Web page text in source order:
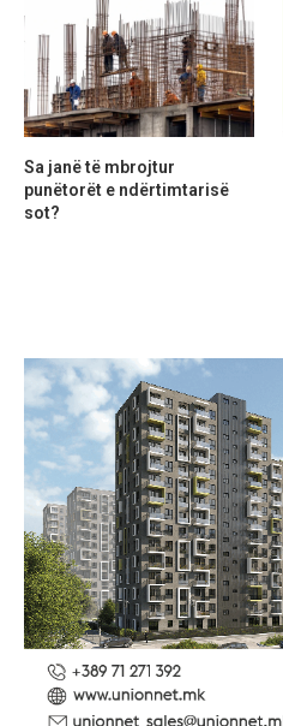
Sa janë të mbrojtur
punëtorët e ndërtimtarisë
sot?